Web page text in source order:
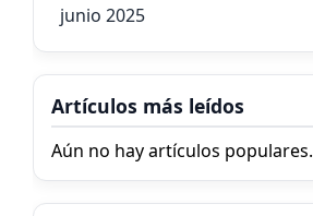
junio 2025
Artículos más leídos
Aún no hay artículos populares.